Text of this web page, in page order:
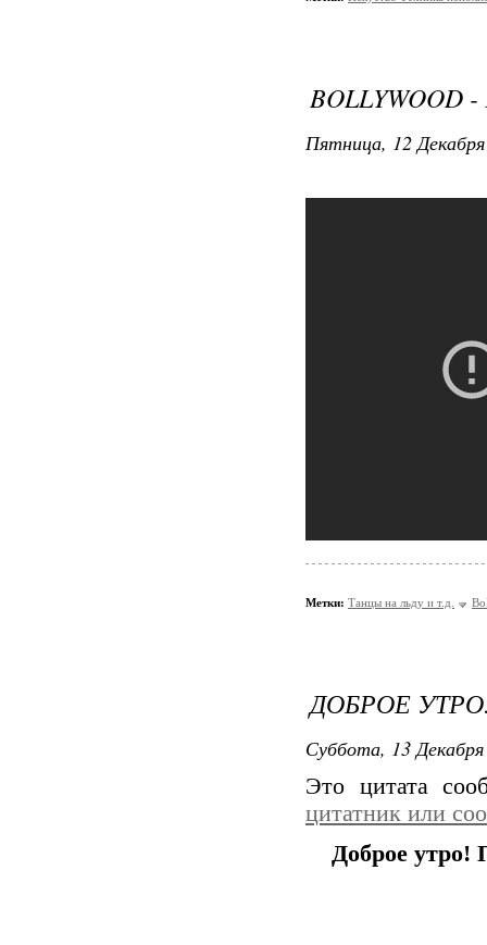
BOLLYWOOD
Пятница, 12
Метки: Танцы на льду и т.д.
ДОБРОЕ
Суббота, 13
Это цитата
цитатник или
Доброе утро!